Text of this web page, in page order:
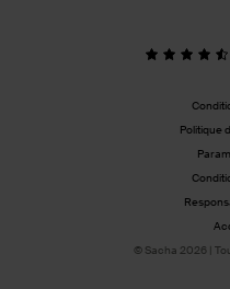
Politique
© Sacha 2026 |